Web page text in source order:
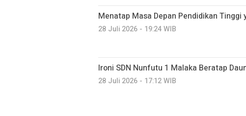
Menatap Masa Depan Pendidikan Tinggi
28 Juli 2026 - 19:24 WIB
Ironi SDN Nunfutu 1 Malaka Beratap
28 Juli 2026 - 17:12 WIB